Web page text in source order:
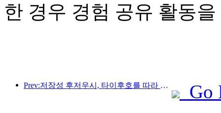
한 경우 경험 공유 활동
Prev:저장성 후저우시, 타이후호를 따라 있는 고대 마을이 약 10억 위안을 투자해 개조 및 업그레이드를 시작했습니다.
Go